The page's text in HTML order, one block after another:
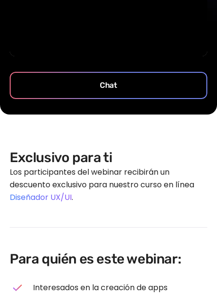
Chat
Exclusivo para ti
Los participantes del webinar recibirán un
descuento exclusivo para nuestro curso en línea
Diseñador UX/UI.
Para quién es este webinar:
Interesados en la creación de apps